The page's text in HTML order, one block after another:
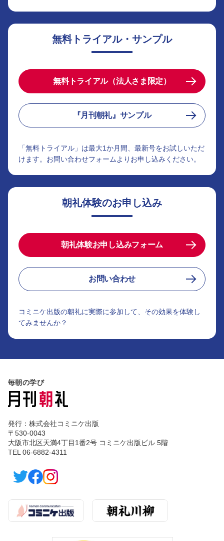
無料トライアル・サンプル
無料トライアル（法人さま限定）
『月刊朝礼』サンプル
「無料トライアル」は最大1か月間、最新号をお試しいただ
けます。お問い合わせフォームよりお申し込みください。
朝礼体験のお申し込み
朝礼体験お申し込みフォーム
お問い合わせ
コミニケ出版の朝礼に実際に参加して、その効果を体験し
てみませんか？
毎朝の学び
発行：株式会社コミニケ出版
〒530-0043
大阪市北区天満4丁目1番2号 コミニケ出版ビル 5階
TEL 06-6882-4311